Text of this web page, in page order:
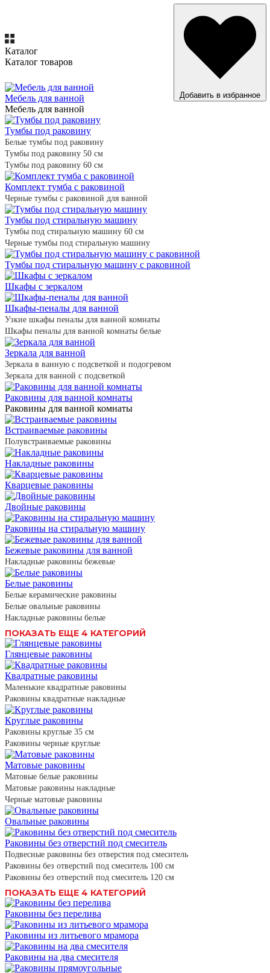
Каталог
Каталог товаров
ВСЕ ТОВАРЫ
Мебель для ванной
Мебель для ванной
Тумбы под раковину
Белые тумбы под раковину
Тумбы под раковину 50 см
Тумбы под раковину 60 см
Комплект тумба с раковиной
Черные тумбы с раковиной для ванной
Тумбы под стиральную машину
Тумбы под стиральную машину 60 см
Черные тумбы под стиральную машину
Тумбы под стиральную машину с раковиной
Шкафы с зеркалом
Шкафы-пеналы для ванной
Узкие шкафы пеналы для ванной комнаты
Шкафы пеналы для ванной комнаты белые
Зеркала для ванной
Зеркала в ванную с подсветкой и подогревом
Зеркала для ванной с подсветкой
Раковины для ванной комнаты
Раковины для ванной комнаты
Встраиваемые раковины
Полувстраиваемые раковины
Накладные раковины
Кварцевые раковины
Двойные раковины
Раковины на стиральную машину
Бежевые раковины для ванной
Накладные раковины бежевые
Белые раковины
Белые керамические раковины
Белые овальные раковины
Накладные раковины белые
ПОКАЗАТЬ ЕЩЕ 4 КАТЕГОРИЙ
Глянцевые раковины
Квадратные раковины
Маленькие квадратные раковины
Раковины квадратные накладные
Круглые раковины
Раковины круглые 35 см
Раковины черные круглые
Матовые раковины
Матовые белые раковины
Матовые раковины накладные
Черные матовые раковины
Овальные раковины
Раковины без отверстий под смеситель
Подвесные раковины без отверстия под смеситель
Раковины без отверстий под смеситель 100 см
Раковины без отверстий под смеситель 120 см
ПОКАЗАТЬ ЕЩЕ 4 КАТЕГОРИЙ
Раковины без перелива
Раковины из литьевого мрамора
Раковины на два смесителя
Добавить в избранное